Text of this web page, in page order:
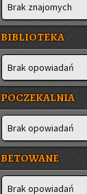
Brak zna­jo­mych
BIBLIOTEKA
Brak opo­wia­dań
POCZEKALNIA
Brak opo­wia­dań
BETOWANE
Brak opo­wia­dań